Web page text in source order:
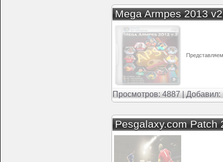
Mega Armpes 2013
Просмотров: 4887 | Добавил:
Pesgalaxy.com Patch